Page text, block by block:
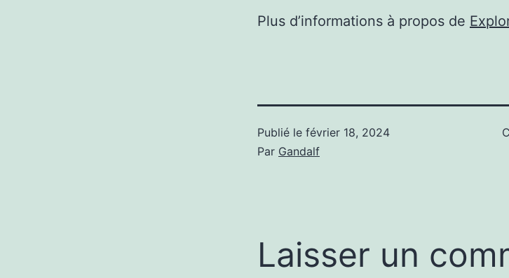
Plus d’informations à propos de
Publié le février 18, 2024
Par Gandalf
Laisser un